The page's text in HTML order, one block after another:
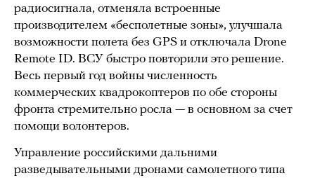
радиосигнала, отменяла встроенные
производителем «бесполетные зоны», улучшала
возможности полета без GPS и отключала Drone
Remote ID. ВСУ быстро повторили это решение.
Весь первый год войны численность
коммерческих квадрокоптеров по обе стороны
фронта стремительно росла — в основном за счет
помощи волонтеров.
Управление российскими дальними
разведывательными дронами самолетного типа